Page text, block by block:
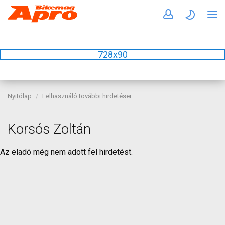
728x90
Nyitólap Felhasználó további hirdetései
Korsós Zoltán
Az eladó még nem adott fel hirdetést.